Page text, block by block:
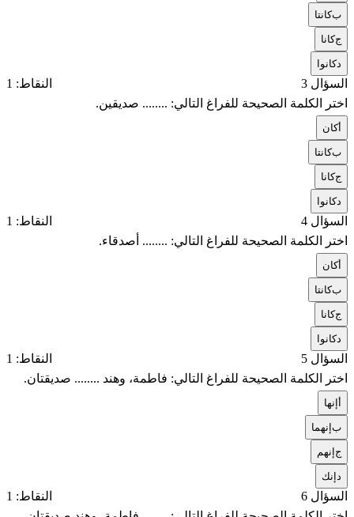
بكانتا
جكانا
كانوا
السؤال 3
النقاط: 1
اختر الكلمة الصحيحة للفراغ التالي: ........ صديقين.
كان
بكانتا
جكانا
كانوا
السؤال 4
النقاط: 1
اختر الكلمة الصحيحة للفراغ التالي: ........ أصدقاء.
كان
بكانتا
جكانا
كانوا
السؤال 5
النقاط: 1
اختر الكلمة الصحيحة للفراغ التالي: فاطمة، وهند ........ صديقتان.
إنها
بإنهما
جإنهم
إنك
السؤال 6
النقاط: 1